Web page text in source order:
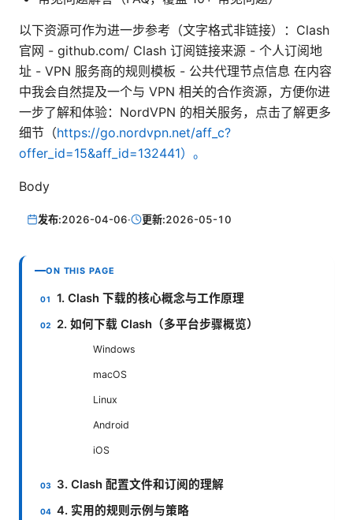
以下资源可作为进一步参考（文字格式非链接）：Clash
官网 - github.com/ Clash 订阅链接来源 - 个人订阅地
址 - VPN 服务商的规则模板 - 公共代理节点信息 在内容
中我会自然提及一个与 VPN 相关的合作资源，方便你进
一步了解和体验：NordVPN 的相关服务，点击了解更多
细节（https://go.nordvpn.net/aff_c?
offer_id=15&aff_id=132441）。
Body
发布:2026-04-06· 更新:2026-05-10
ON THIS PAGE
1. Clash 下载的核心概念与工作原理
2. 如何下载 Clash（多平台步骤概览）
Windows
macOS
Linux
Android
iOS
3. Clash 配置文件和订阅的理解
4. 实用的规则示例与策略